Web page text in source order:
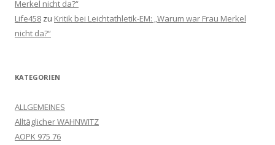
Merkel nicht da?“
Life458 zu Kritik bei Leichtathletik-EM: „Warum war Frau Merkel
nicht da?“
KATEGORIEN
ALLGEMEINES
Alltäglicher WAHNWITZ
AOPK 975 76